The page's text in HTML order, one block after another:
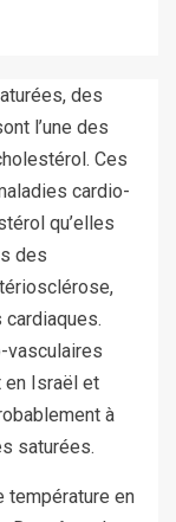
des
l’une des
Ces
cardio-
qu’elles
des
vasculaires
en Israël et
à
saturées.
température en